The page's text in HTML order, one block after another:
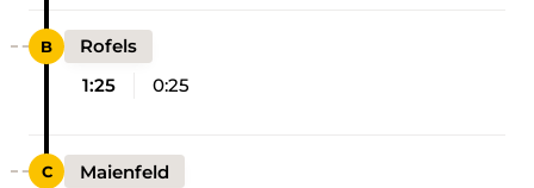
Rofels
1:25
0:25
Maienfeld